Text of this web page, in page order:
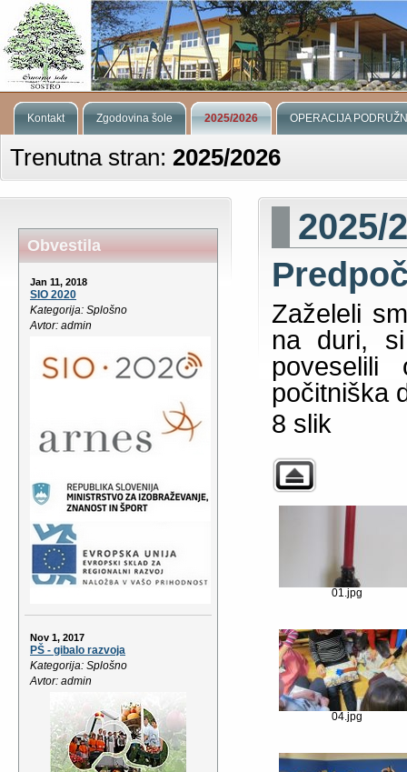
Kontakt Zgodovina šole 2025/2026 OPERACIJA
Trenutna stran: 2025/2026
Obvestila
Jan 11, 2018
SIO 2020
Kategorija: Splošno
Avtor: admin
Nov 1, 2017
PŠ - gibalo razvoja
Kategorija: Splošno
Avtor: admin
2025/
Zaželeli
na duri,
počitniška
8 slik
01.jpg
04.jpg